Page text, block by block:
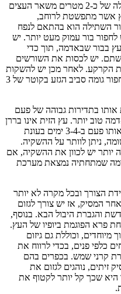
3. שתילת העץ – יש לדאוג למרווח שתילה של כ-2 מטרים משאר העצים
אשר מתפשטת לרוחב,
השתילה הוא בהתאם לנפח
בור עמוק מעט יותר. יש
בבור שבאדמה, תוך כדי
יש לכסות את השורשים
הקרקע. לאחר מכן יש להשקות
היטב את העץ. לאחר נטיעת העץ יש לחפור גומה סביב הגזע בקוטר של 3
בתדירות גבוהה של פעם
טוב יותר. עץ הזית אינו בררן
בסוג המים שנדרשים לו, ונהוג להשקות אותו פעם ב-3-4 ימים בעונת
ניתן לוותר על ההשקיה.
יותר יש לכוון את ההשקיה, אם
שמתחתיה נמצאת מערכת
הצורך ובכל מקרה לא יותר
המסיק, אז יש צורך לגזום
והגברת היבול הבא. בנוסף,
פרא הפוגמת ביופיו של העץ.
וכוללת גם גיזום
כלפי פנים, בכדי לרווח את
קרני שמש. בכפרים בהם
זיתים, נוהגים לגזום את
שכך קל יותר לקטוף את